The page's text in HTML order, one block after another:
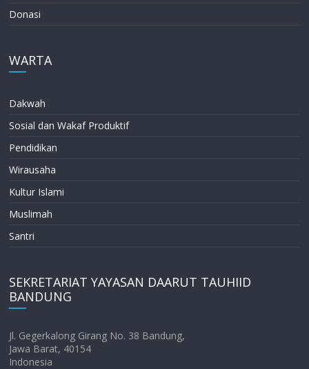
Donasi
WARTA
Dakwah
Sosial dan Wakaf Produktif
Pendidikan
Wirausaha
Kultur Islami
Muslimah
Santri
SEKRETARIAT YAYASAN DAARUT TAUHIID
BANDUNG
Jl. Gegerkalong Girang No. 38 Bandung,
Jawa Barat, 40154
Indonesia